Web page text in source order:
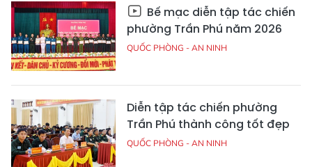
Bế mạc diễn tập tác chiến
phường Trần Phú năm 2026
QUỐC PHÒNG - AN NINH
Diễn tập tác chiến phường
Trần Phú thành công tốt đẹp
QUỐC PHÒNG - AN NINH